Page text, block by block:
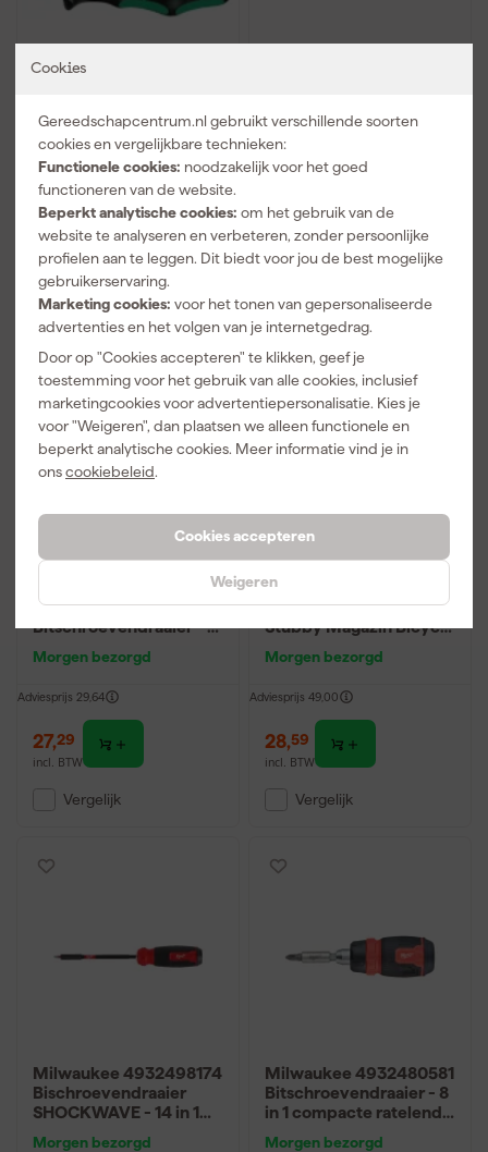
Cookies
Gereedschapcentrum.nl gebruikt verschillende soorten
cookies en vergelijkbare technieken:
Functionele cookies: noodzakelijk voor het goed
functioneren van de website.
Beperkt analytische cookies: om het gebruik van de
website te analyseren en verbeteren, zonder persoonlijke
profielen aan te leggen. Dit biedt voor jou de best mogelijke
gebruikerservaring.
Marketing cookies: voor het tonen van gepersonaliseerde
advertenties en het volgen van je internetgedrag.
Door op "Cookies accepteren" te klikken, geef je
toestemming voor het gebruik van alle cookies, inclusief
marketingcookies voor advertentiepersonalisatie. Kies je
voor "Weigeren", dan plaatsen we alleen functionele en
beperkt analytische cookies. Meer informatie vind je in
onscookiebeleid.
Cookies accepteren
Weigeren
R Bithandhouder - 1/4" -
119mm
Morgen bezorgd
Adviesprijs 42,00
25,79
incl. BTW
Vergelijk
delig Kraftform
Kompakt 27 XL SHK 1
Handbithouder met
vaste kling -
Morgen bezorgd
Adviesprijs 57,00
34,79
Vergelijk
4932492807
Bitschroevendraaier - 8
Morgen bezorgd
Adviesprijs 29,64
27,29
incl. BTW
Vergelijk
Wera 05004179001
Kraftform Kompakt
Stubby Magazin Bicycle
Bitschroevendraaier - 7
Morgen bezorgd
Adviesprijs 49,00
28,59
incl. BTW
Vergelijk
Milwaukee 4932498174
Bischroevendraaier
SHOCKWAVE - 14 in 1
Morgen bezorgd
Milwaukee 4932480581
Bitschroevendraaier - 8
in 1 compacte ratelend
Morgen bezorgd